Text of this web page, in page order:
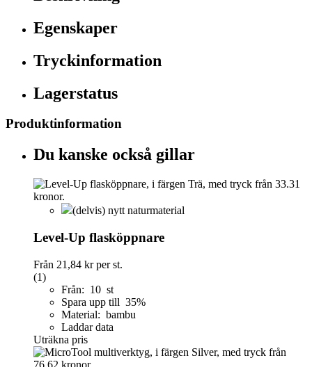
Egenskaper
Tryckinformation
Lagerstatus
Produktinformation
Du kanske också gillar
(delvis) nytt naturmaterial
Level-Up flasköppnare
Från 21,84 krper st.
(1)
Från: 10 st
Spara upp till 35%
Material: bambu
Laddar data
Uträkna pris